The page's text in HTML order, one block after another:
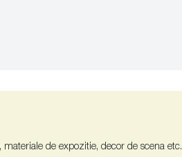
de expozitie, decor de scena etc.